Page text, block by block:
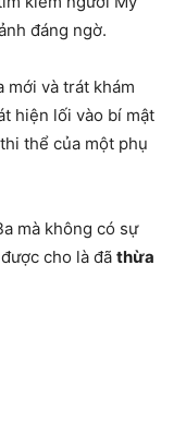
đáng ngờ.
mới và trát khám
hiện lối vào bí mật
thể của một phụ
mà không có sự
cho là đã thừa